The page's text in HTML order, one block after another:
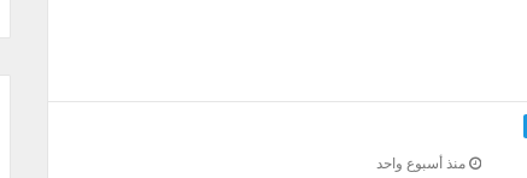
منذ أسبوع واحد